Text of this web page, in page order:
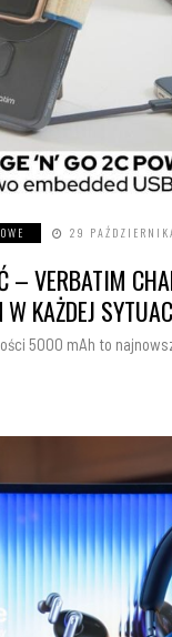
29
– VERBATIM
KAŻDEJ
5000 mAh to